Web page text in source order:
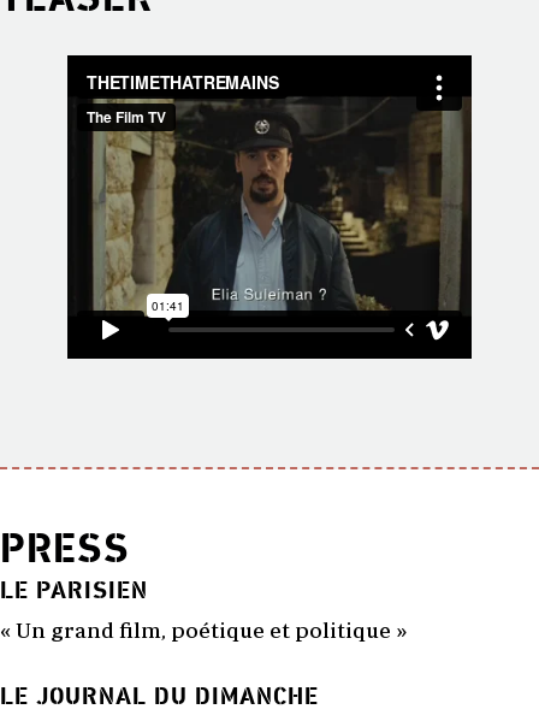
PRESS
LE PARISIEN
« Un grand film, poétique et politique »
LE JOURNAL DU DIMANCHE